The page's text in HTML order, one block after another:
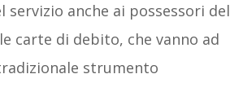
servizio anche ai possessori del
carte di debito, che vanno ad
strumento